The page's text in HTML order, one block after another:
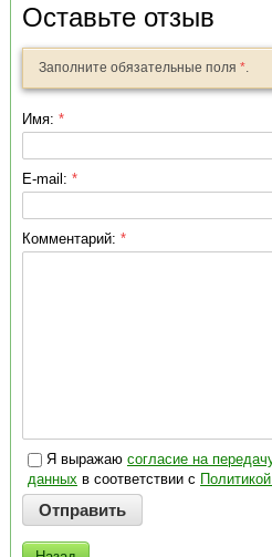
Оставьте отзыв
Заполните обязательные поля *.
Имя: *
E-mail: *
Комментарий: *
Я выражаю согласие на
данных в соответствии с